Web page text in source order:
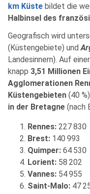
km Küste bildet die
Halbinsel des
Geografisch wird
(Küstengebiete) und
Landesinnern). Auf einer
knapp 3,51 Millionen
Agglomerationen
Küstengebieten (40
in der Bretagne (nach
Rennes: 227 830
Brest: 140 993
Quimper: 64 530
Lorient: 58 202
Vannes: 54 955
Saint-Malo: 47